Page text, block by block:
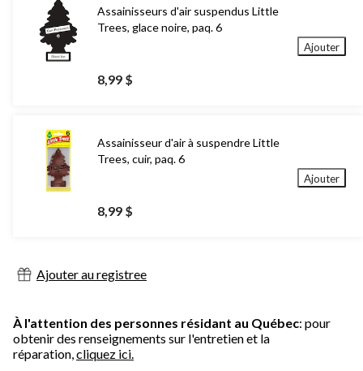
Assainisseurs d'air suspendus Little
Trees, glace noire, paq. 6
8,99 $
Ajouter
Assainisseur d'air à suspendre Little
Trees, cuir, paq. 6
8,99 $
Ajouter
Ajouter au registree
À l'attention des personnes résidant au Québec: pour
obtenir des renseignements sur l'entretien et la
réparation,cliquez ici.